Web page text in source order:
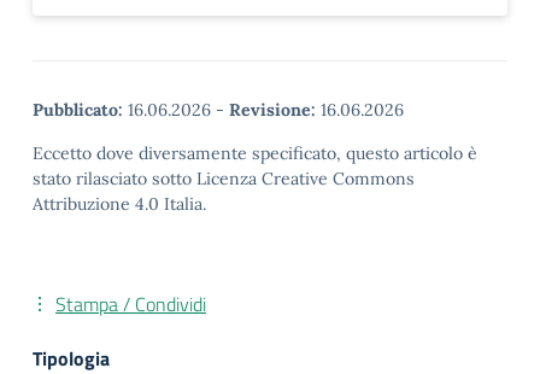
Pubblicato: 16.06.2026 - Revisione: 16.06.2026
Eccetto dove diversamente specificato, questo articolo è
stato rilasciato sotto Licenza Creative Commons
Attribuzione 4.0 Italia.
Stampa / Condividi
Tipologia